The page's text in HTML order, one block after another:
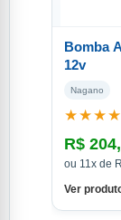
Bomba
12v
Nagano
R$
ou 11x de
Ver